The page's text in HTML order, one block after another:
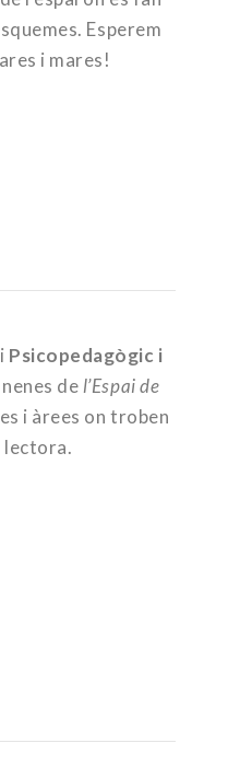
Esperem
i mares!
Psicopedagògic i
de l’Espai de
i àrees on troben
lectora.